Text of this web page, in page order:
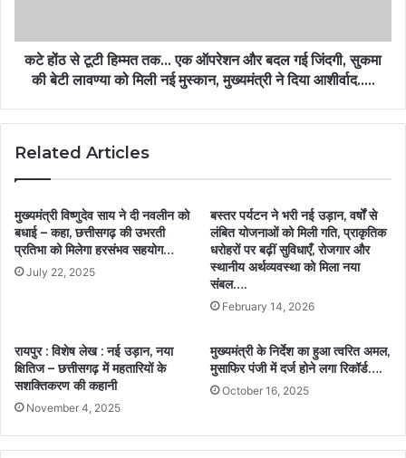
कटे होंठ से टूटी हिम्मत तक… एक ऑपरेशन और बदल गई जिंदगी, सुकमा
की बेटी लावण्या को मिली नई मुस्कान, मुख्यमंत्री ने दिया आशीर्वाद…..
Related Articles
मुख्यमंत्री विष्णुदेव साय ने दी नवलीन को
बधाई – कहा, छत्तीसगढ़ की उभरती
प्रतिभा को मिलेगा हरसंभव सहयोग…
July 22, 2025
बस्तर पर्यटन ने भरी नई उड़ान, वर्षों से
लंबित योजनाओं को मिली गति, प्राकृतिक
धरोहरों पर बढ़ीं सुविधाएँ, रोजगार और
स्थानीय अर्थव्यवस्था को मिला नया
संबल….
February 14, 2026
रायपुर : विशेष लेख : नई उड़ान, नया
क्षितिज – छत्तीसगढ़ में महतारियों के
सशक्तिकरण की कहानी
November 4, 2025
मुख्यमंत्री के निर्देश का हुआ त्वरित अमल,
मुसाफिर पंजी में दर्ज होने लगा रिकॉर्ड….
October 16, 2025